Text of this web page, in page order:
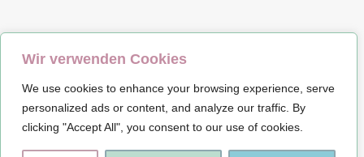
Wir verwenden Cookies
We use cookies to enhance your browsing experience, serve
personalized ads or content, and analyze our traffic. By
clicking "Accept All", you consent to our use of cookies.
Impressum